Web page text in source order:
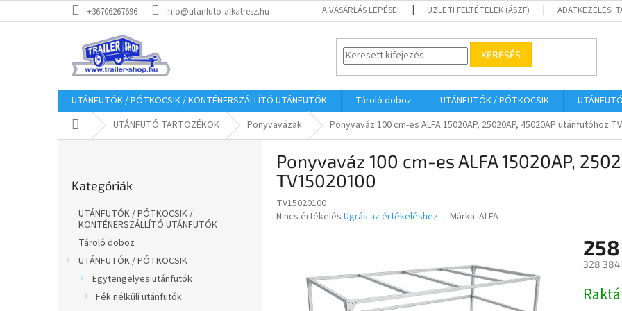
a
+36706267696 info@utanfuto-alkatresz.hu A VÁSÁRLÁS LÉPÉSEI ÜZLETI FELTÉTELEK (ÁSZF) ADATKEZELÉSI
KERESÉS
UTÁNFUTÓK / PÓTKOCSIK / KONTÉNERSZÁLLÍTÓ UTÁNFUTÓK Tároló doboz UTÁNFUTÓK / PÓTKOCSIK
KezdőlapUTÁNFUTÓ TARTOZÉKOK Ponyvavázak Ponyvaváz 100 cm-es ALFA 15020AP, 25020AP, 45020AP utánfutóhoz
átugrása
Kategóriák
UTÁNFUTÓK / PÓTKOCSIK /
KONTÉNERSZÁLLÍTÓ UTÁNFUTÓK
Tároló doboz
UTÁNFUTÓK / PÓTKOCSIK
Egytengelyes utánfutók
Fék nélküli utánfutók
Ponyvaváz 100 cm-es ALFA 15020AP,
TV15020100
TV15020100
A
Nincs értékelés Ugrás az értékeléshez Márka: ALFA
328 384